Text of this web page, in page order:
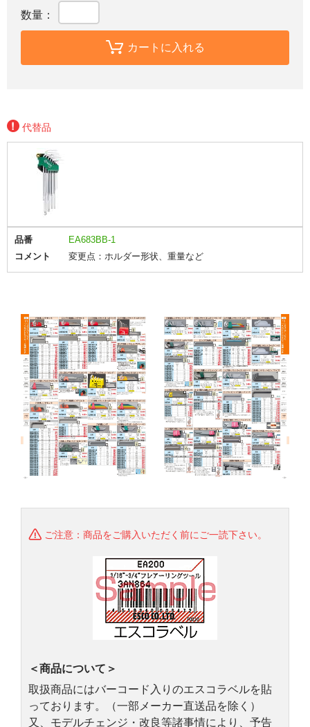
数量：
カートに入れる
代替品
品番
EA683BB-1
コメント
変更点：ホルダー形状、重量など
ご注意：商品をご購入いただく前にご一読下さい。
＜商品について＞
取扱商品にはバーコード入りのエスコラベルを貼
っております。（一部メーカー直送品を除く）
又、モデルチェンジ・改良等諸事情により、予告